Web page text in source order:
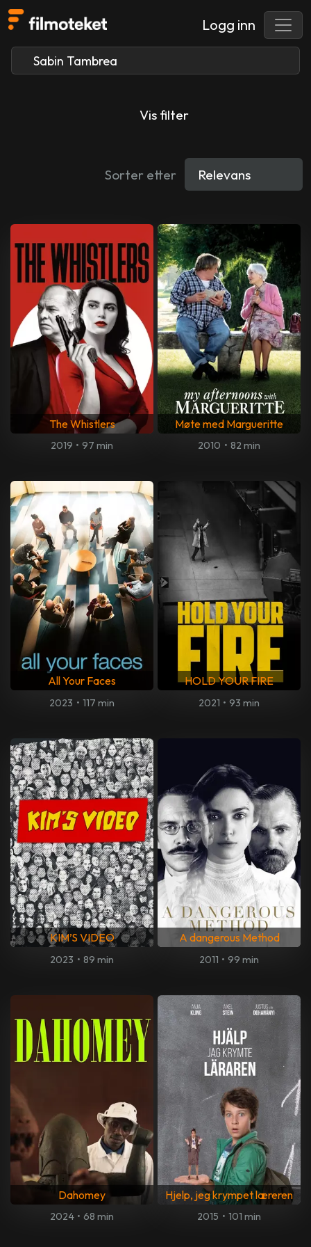
Logg inn
Vis filter
Sorter etter
The Whistlers
2019 • 97 min
Møte med Margueritte
2010 • 82 min
All Your Faces
2023 • 117 min
HOLD YOUR FIRE
2021 • 93 min
KIM’S VIDEO
2023 • 89 min
A dangerous Method
2011 • 99 min
Dahomey
2024 • 68 min
Hjelp, jeg krympet læreren
2015 • 101 min